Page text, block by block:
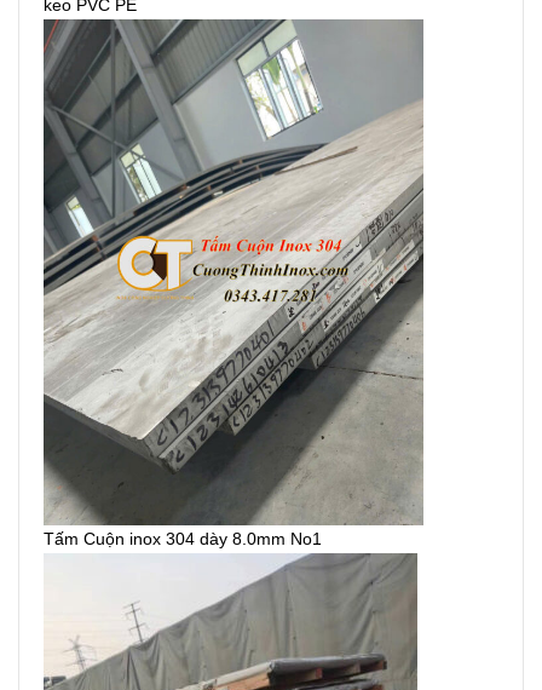
keo PVC PE
Tấm Cuộn inox 304 dày 8.0mm No1